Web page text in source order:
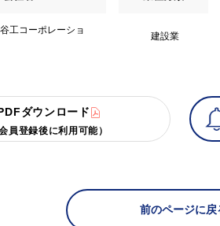
工コーポレーショ
建設業
ダウンロード
会員登録後に利用可能）
前のページに戻